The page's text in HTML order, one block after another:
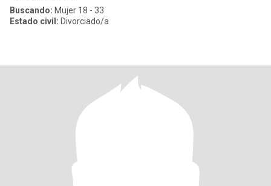
Buscando: Mujer 18 - 33
Estado civil: Divorciado/a